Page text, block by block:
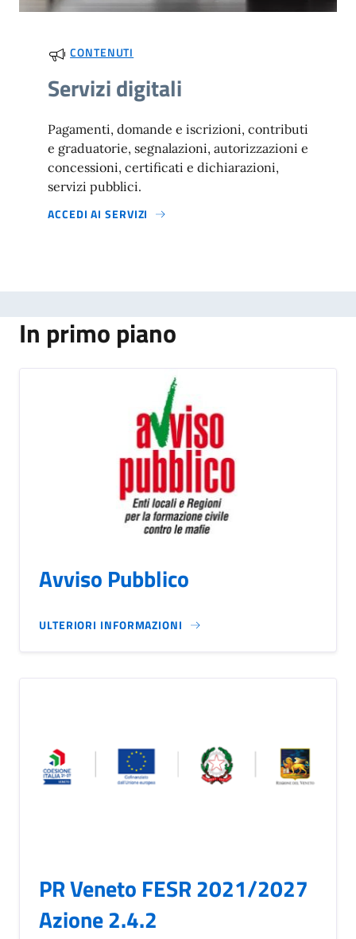
CONTENUTI
Servizi digitali
Pagamenti, domande e iscrizioni, contributi
e graduatorie, segnalazioni, autorizzazioni e
concessioni, certificati e dichiarazioni,
servizi pubblici.
ACCEDI AI SERVIZI
In primo piano
Avviso Pubblico
ULTERIORI INFORMAZIONI
PR Veneto FESR 2021/2027
Azione 2.4.2